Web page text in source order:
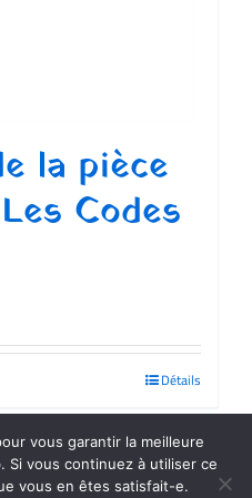
la pièce
Codes
Détails
vous garantir la meilleure
vous continuez à utiliser ce
vous en êtes satisfait-e.